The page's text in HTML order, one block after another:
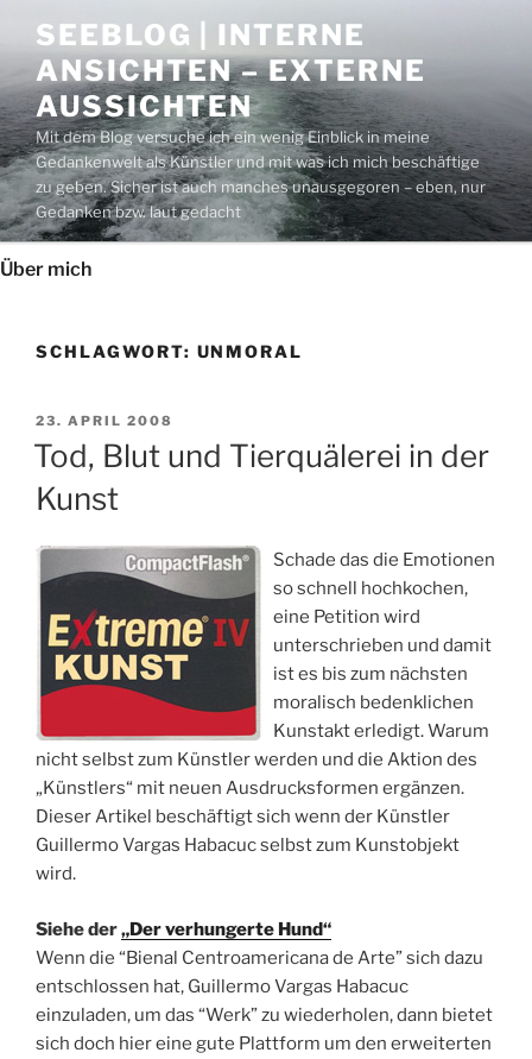
Inhalt
springen
SEEBLOG | INTERNE
ANSICHTEN – EXTERNE
AUSSICHTEN
Mit dem Blog versuche ich ein wenig Einblick in meine
Gedankenwelt als Künstler und mit was ich mich beschäftige
zu geben. Sicher ist auch manches unausgegoren – eben, nur
Gedanken bzw. laut gedacht
Über mich
SCHLAGWORT: UNMORAL
VERÖFFENTLICHT
AM
23. APRIL 2008
Tod, Blut und Tierquälerei in der
Kunst
Schade das die Emotionen
so schnell hochkochen,
eine Petition wird
unterschrieben und damit
ist es bis zum nächsten
moralisch bedenklichen
Kunstakt erledigt. Warum
nicht selbst zum Künstler werden und die Aktion des
„Künstlers“ mit neuen Ausdrucksformen ergänzen.
Dieser Artikel beschäftigt sich wenn der Künstler
Guillermo Vargas Habacuc selbst zum Kunstobjekt
wird.
Siehe der„Der verhungerte Hund“
Wenn die “Bienal Centroamericana de Arte” sich dazu
entschlossen hat, Guillermo Vargas Habacuc
einzuladen, um das “Werk” zu wiederholen, dann bietet
sich doch hier eine gute Plattform um den erweiterten